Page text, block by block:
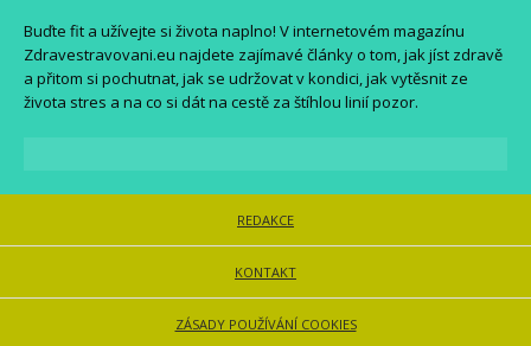
Buďte fit a užívejte si života naplno! V internetovém magazínu
Zdravestravovani.eu najdete zajímavé články o tom, jak jíst zdravě
a přitom si pochutnat, jak se udržovat v kondici, jak vytěsnit ze
života stres a na co si dát na cestě za štíhlou linií pozor.
REDAKCE
KONTAKT
ZÁSADY POUŽÍVÁNÍ COOKIES